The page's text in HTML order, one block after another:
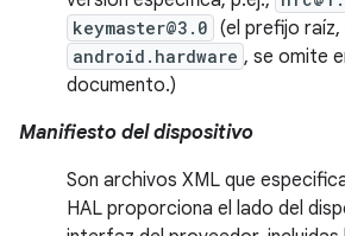
keymaster@3.0 (el prefijo raíz,
android.hardware , se omite
documento.)
Manifiesto del dispositivo
Son archivos XML que
HAL proporciona el lado del